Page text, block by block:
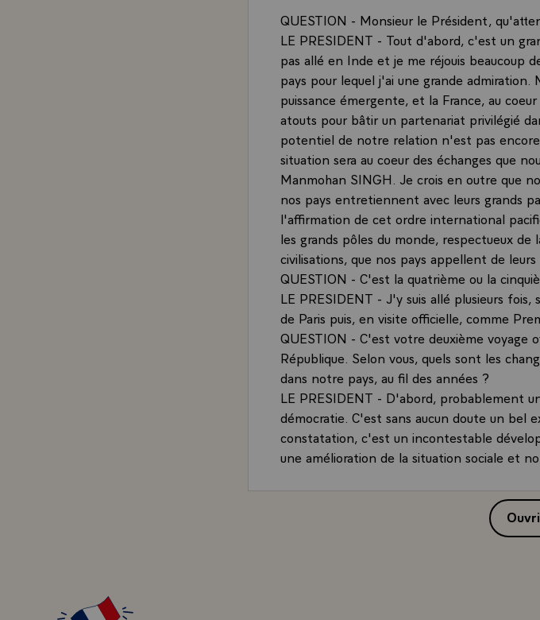
QUESTION - Monsieur le Président,
LE PRESIDENT - Tout d'abord, c'est un
pas allé en Inde et je me réjouis beaucoup
pays pour lequel j'ai une grande
puissance émergente, et la France, au
atouts pour bâtir un partenariat privilégié
potentiel de notre relation n'est pas
situation sera au coeur des échanges que
Manmohan SINGH. Je crois en outre que
nos pays entretiennent avec leurs grands
l'affirmation de cet ordre international
les grands pôles du monde, respectueux
civilisations, que nos pays appellent de leurs
QUESTION - C'est la quatrième ou la
LE PRESIDENT - J'y suis allé plusieurs
de Paris puis, en visite officielle, comme
QUESTION - C'est votre deuxième voyage
République. Selon vous, quels sont les
dans notre pays, au fil des années ?
LE PRESIDENT - D'abord, probablement
démocratie. C'est sans aucun doute un bel
constatation, c'est un incontestable
une amélioration de la situation sociale et
forte dans le domaine des sciences, la
dans le domaine des technologies du futur.
votre Président est tout à fait